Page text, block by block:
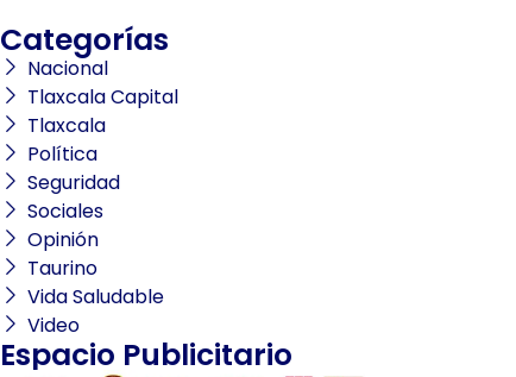
Categorías
Nacional
Tlaxcala Capital
Tlaxcala
Política
Seguridad
Sociales
Opinión
Taurino
Vida Saludable
Video
Espacio Publicitario